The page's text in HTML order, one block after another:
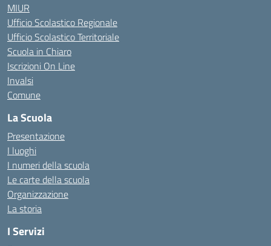
MIUR
Ufficio Scolastico Regionale
Ufficio Scolastico Territoriale
Scuola in Chiaro
Iscrizioni On Line
Invalsi
Comune
La Scuola
Presentazione
I luoghi
I numeri della scuola
Le carte della scuola
Organizzazione
La storia
I Servizi